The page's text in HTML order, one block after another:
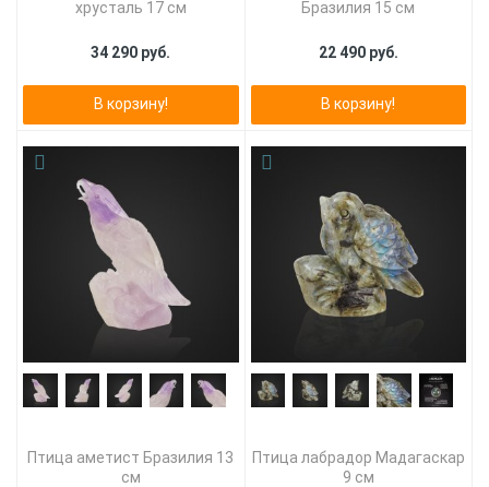
хрусталь 17 см
34 290 руб.
В корзину!
Бразилия 15 см
22 490 руб.
В корзину!
Птица аметист Бразилия 13
см
Птица лабрадор Мадагаскар
9 см